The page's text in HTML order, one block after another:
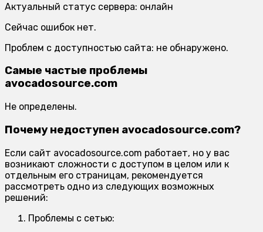
Актуальный статус сервера: онлайн
Сейчас ошибок нет.
Проблем с доступностью сайта: не обнаружено.
Самые частые проблемы
avocadosource.com
Не определены.
Почему недоступен avocadosource.com?
Если сайт avocadosource.com работает, но у вас
возникают сложности с доступом в целом или к
отдельным его страницам, рекомендуется
рассмотреть одно из следующих возможных
решений:
Проблемы с сетью: